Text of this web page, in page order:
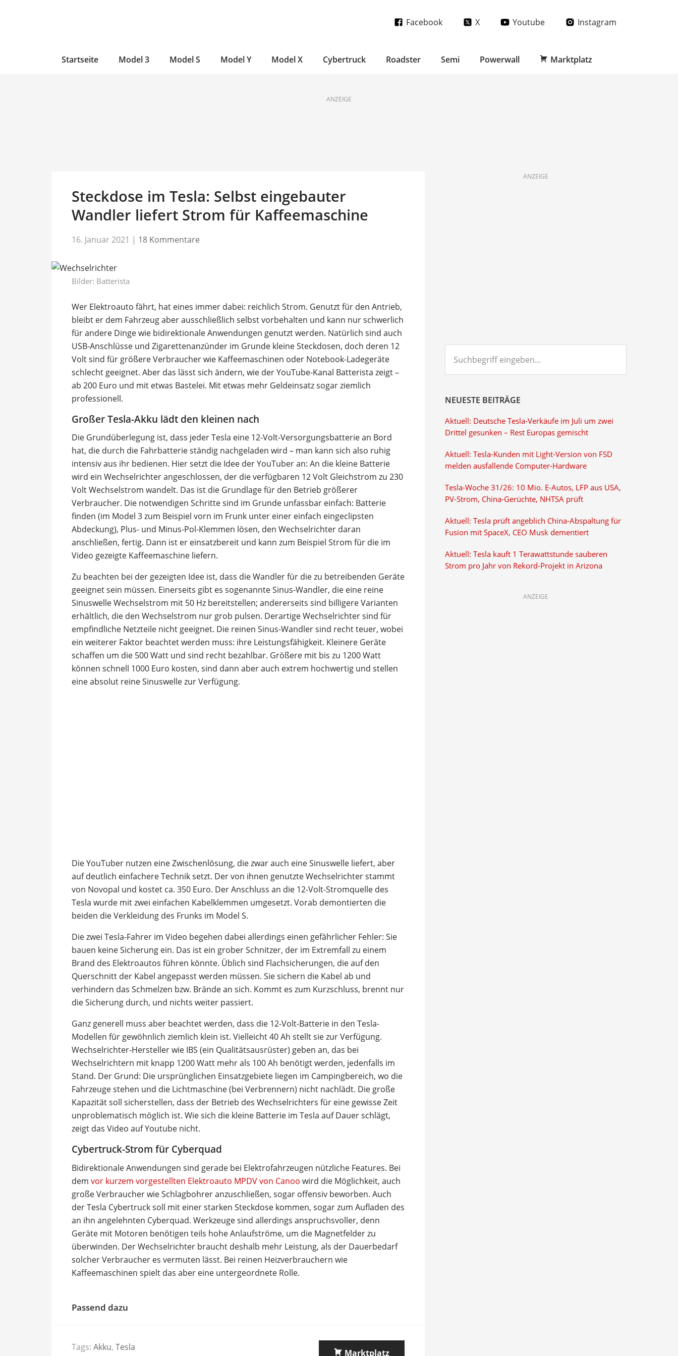
Facebook X Youtube Instagram
Startseite Model 3 Model S Model Y Model X Cybertruck Roadster Semi Powerwall Marktplatz
ANZEIGE
Steckdose im Tesla: Selbst eingebauter
Wandler liefert Strom für Kaffeemaschine
16. Januar 2021 | 18 Kommentare
Bilder: Batterista
Wer Elektroauto fährt, hat eines immer dabei: reichlich Strom. Genutzt für den Antrieb,
bleibt er dem Fahrzeug aber ausschließlich selbst vorbehalten und kann nur schwerlich
für andere Dinge wie bidirektionale Anwendungen genutzt werden. Natürlich sind auch
USB-Anschlüsse und Zigarettenanzünder im Grunde kleine Steckdosen, doch deren 12
Volt sind für größere Verbraucher wie Kaffeemaschinen oder Notebook-Ladegeräte
schlecht geeignet. Aber das lässt sich ändern, wie der YouTube-Kanal Batterista zeigt –
ab 200 Euro und mit etwas Bastelei. Mit etwas mehr Geldeinsatz sogar ziemlich
professionell.
Großer Tesla-Akku lädt den kleinen nach
Die Grundüberlegung ist, dass jeder Tesla eine 12-Volt-Versorgungsbatterie an Bord
hat, die durch die Fahrbatterie ständig nachgeladen wird – man kann sich also ruhig
intensiv aus ihr bedienen. Hier setzt die Idee der YouTuber an: An die kleine Batterie
wird ein Wechselrichter angeschlossen, der die verfügbaren 12 Volt Gleichstrom zu 230
Volt Wechselstrom wandelt. Das ist die Grundlage für den Betrieb größerer
Verbraucher. Die notwendigen Schritte sind im Grunde unfassbar einfach: Batterie
finden (im Model 3 zum Beispiel vorn im Frunk unter einer einfach eingeclipsten
Abdeckung), Plus- und Minus-Pol-Klemmen lösen, den Wechselrichter daran
anschließen, fertig. Dann ist er einsatzbereit und kann zum Beispiel Strom für die im
Video gezeigte Kaffeemaschine liefern.
Zu beachten bei der gezeigten Idee ist, dass die Wandler für die zu betreibenden Geräte
geeignet sein müssen. Einerseits gibt es sogenannte Sinus-Wandler, die eine reine
Sinuswelle Wechselstrom mit 50 Hz bereitstellen; andererseits sind billigere Varianten
erhältlich, die den Wechselstrom nur grob pulsen. Derartige Wechselrichter sind für
empfindliche Netzteile nicht geeignet. Die reinen Sinus-Wandler sind recht teuer, wobei
ein weiterer Faktor beachtet werden muss: ihre Leistungsfähigkeit. Kleinere Geräte
schaffen um die 500 Watt und sind recht bezahlbar. Größere mit bis zu 1200 Watt
können schnell 1000 Euro kosten, sind dann aber auch extrem hochwertig und stellen
eine absolut reine Sinuswelle zur Verfügung.
Die YouTuber nutzen eine Zwischenlösung, die zwar auch eine Sinuswelle liefert, aber
auf deutlich einfachere Technik setzt. Der von ihnen genutzte Wechselrichter stammt
von Novopal und kostet ca. 350 Euro. Der Anschluss an die 12-Volt-Stromquelle des
Tesla wurde mit zwei einfachen Kabelklemmen umgesetzt. Vorab demontierten die
beiden die Verkleidung des Frunks im Model S.
Die zwei Tesla-Fahrer im Video begehen dabei allerdings einen gefährlicher Fehler: Sie
bauen keine Sicherung ein. Das ist ein grober Schnitzer, der im Extremfall zu einem
Brand des Elektroautos führen könnte. Üblich sind Flachsicherungen, die auf den
Querschnitt der Kabel angepasst werden müssen. Sie sichern die Kabel ab und
verhindern das Schmelzen bzw. Brände an sich. Kommt es zum Kurzschluss, brennt nur
die Sicherung durch, und nichts weiter passiert.
Ganz generell muss aber beachtet werden, dass die 12-Volt-Batterie in den Tesla-
Modellen für gewöhnlich ziemlich klein ist. Vielleicht 40 Ah stellt sie zur Verfügung.
Wechselrichter-Hersteller wie IBS (ein Qualitätsausrüster) geben an, das bei
Wechselrichtern mit knapp 1200 Watt mehr als 100 Ah benötigt werden, jedenfalls im
Stand. Der Grund: Die ursprünglichen Einsatzgebiete liegen im Campingbereich, wo die
Fahrzeuge stehen und die Lichtmaschine (bei Verbrennern) nicht nachlädt. Die große
Kapazität soll sicherstellen, dass der Betrieb des Wechselrichters für eine gewisse Zeit
unproblematisch möglich ist. Wie sich die kleine Batterie im Tesla auf Dauer schlägt,
zeigt das Video auf Youtube nicht.
Cybertruck-Strom für Cyberquad
Bidirektionale Anwendungen sind gerade bei Elektrofahrzeugen nützliche Features. Bei
dem vor kurzem vorgestellten Elektroauto MPDV von Canoo wird die Möglichkeit, auch
große Verbraucher wie Schlagbohrer anzuschließen, sogar offensiv beworben. Auch
der Tesla Cybertruck soll mit einer starken Steckdose kommen, sogar zum Aufladen des
an ihn angelehnten Cyberquad. Werkzeuge sind allerdings anspruchsvoller, denn
Geräte mit Motoren benötigen teils hohe Anlaufströme, um die Magnetfelder zu
überwinden. Der Wechselrichter braucht deshalb mehr Leistung, als der Dauerbedarf
solcher Verbraucher es vermuten lässt. Bei reinen Heizverbrauchern wie
Kaffeemaschinen spielt das aber eine untergeordnete Rolle.
Passend dazu
Tags: Akku, Tesla
Marktplatz
ANZEIGE
eingeben...
NEUESTE BEITRÄGE
Aktuell: Deutsche Tesla-Verkäufe im Juli um zwei
Drittel gesunken – Rest Europas gemischt
Aktuell: Tesla-Kunden mit Light-Version von FSD
melden ausfallende Computer-Hardware
Tesla-Woche 31/26: 10 Mio. E-Autos, LFP aus USA,
PV-Strom, China-Gerüchte, NHTSA prüft
Aktuell: Tesla prüft angeblich China-Abspaltung für
Fusion mit SpaceX, CEO Musk dementiert
Aktuell: Tesla kauft 1 Terawattstunde sauberen
Strom pro Jahr von Rekord-Projekt in Arizona
ANZEIGE